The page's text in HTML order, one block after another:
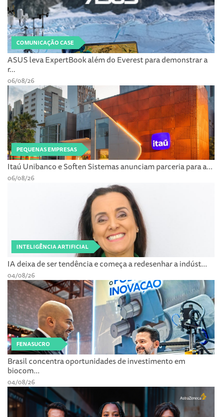
COMUNICAÇÃO CASE
ASUS leva ExpertBook além do Everest para demonstrar a
r...
06/08/26
PEQUENAS EMPRESAS
Itaú Unibanco e Soften Sistemas anunciam parceria para a...
06/08/26
INTELIGÊNCIA ARTIFICIAL
IA deixa de ser tendência e começa a redesenhar a indúst...
04/08/26
FENASUCRO
Brasil concentra oportunidades de investimento em
biocom...
04/08/26